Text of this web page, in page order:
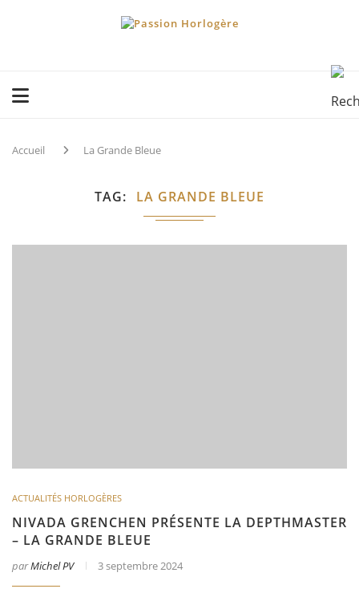
Accueil La Grande Bleue
TAG LA GRANDE BLEUE
ACTUALITÉS HORLOGÈRES
NIVADA GRENCHEN PRÉSENTE LA DEPTHMASTER
– LA GRANDE BLEUE
parMichel PV 3 septembre 2024